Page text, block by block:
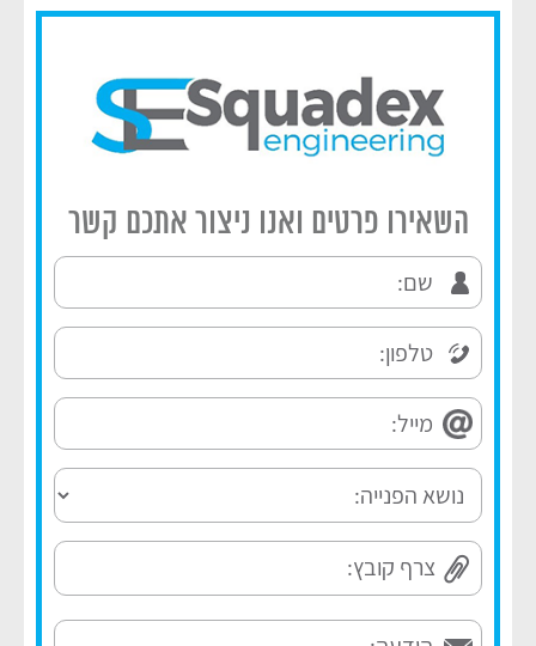
השאירו פרטים ואנו ניצור אתכם קשר